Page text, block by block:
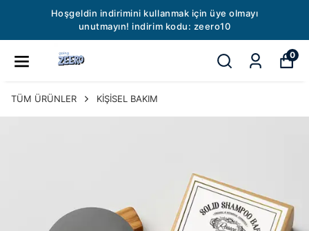
99 TL Kargo ücreti 🚚 1500 TL ve
siparişlerinizde kargo ücreti
0
TÜM ÜRÜNLER KİŞİSEL BAKIM